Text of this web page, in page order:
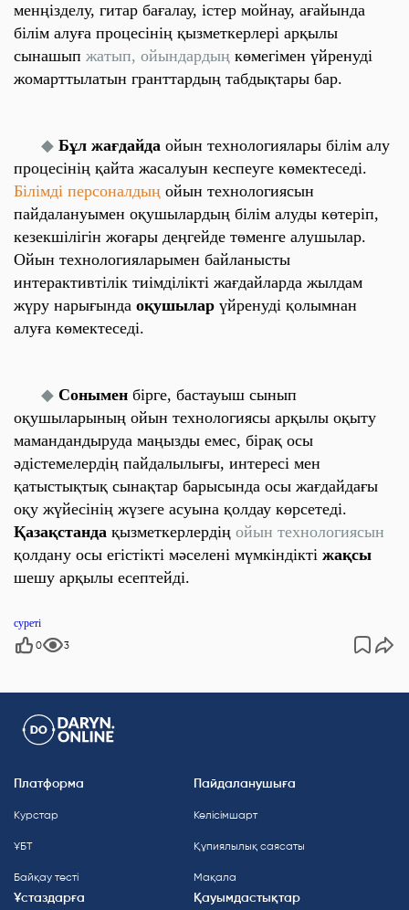
менңізделу, гитар бағалау, істер мойнау, ағайында
білім алуға процесінің қызметкерлері арқылы
сынашып жатып, ойындардың көмегімен үйренуді
жомарттылатын гранттардың табдықтары бар.
◆ Бұл жағдайда ойын технологиялары білім алу
процесінің қайта жасалуын кеспеуге көмектеседі.
Білімді персоналдың ойын технологиясын
пайдалануымен оқушылардың білім алуды көтеріп,
кезекшілігін жоғары деңгейде төменге алушылар.
Ойын технологияларымен байланысты
интерактивтілік тиімділікті жағдайларда жылдам
жүру нарығында оқушылар үйренуді қолымнан
алуға көмектеседі.
◆ Сонымен бірге, бастауыш сынып
оқушыларының ойын технологиясы арқылы оқыту
мамандандыруда маңызды емес, бірақ осы
әдістемелердің пайдалылығы, интересі мен
қатыстықтық сынақтар барысында осы жағдайдағы
оқу жүйесінің жүзеге асуына қолдау көрсетеді.
Қазақстанда қызметкерлердің ойын технологиясын
қолдану осы егістікті мәселені мүмкіндікті жақсы
шешу арқылы есептейді.
суреті
0 3
Платформа
Курстар
ҰБТ
Байқау тесті
Пайдаланушыға
Келісімшарт
Құпиялылық саясаты
Мақала
Ұстаздарға Қауымдастықтар